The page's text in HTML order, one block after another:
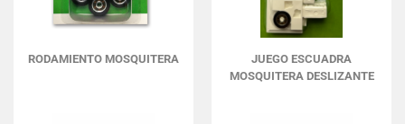
RODAMIENTO MOSQUITERA
JUEGO ESCUADRA
MOSQUITERA DESLIZANTE